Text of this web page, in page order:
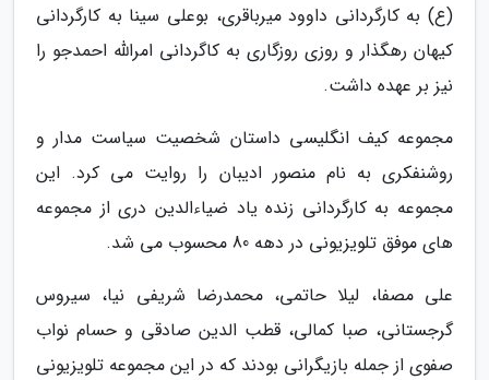
(ع) به کارگردانی داوود میرباقری، بوعلی سینا به کارگردانی
کیهان رهگذار و روزی روزگاری به کاگردانی امرالله احمدجو را
نیز بر عهده داشت.
مجموعه کیف انگلیسی داستان شخصیت سیاست مدار و
روشنفکری به نام منصور ادیبان را روایت می کرد. این
مجموعه به کارگردانی زنده یاد ضیاءالدین دری از مجموعه
های موفق تلویزیونی در دهه 80 محسوب می شد.
علی مصفا، لیلا حاتمی، محمدرضا شریفی نیا، سیروس
گرجستانی، صبا کمالی، قطب الدین صادقی و حسام نواب
صفوی از جمله بازیگرانی بودند که در این مجموعه تلویزیونی